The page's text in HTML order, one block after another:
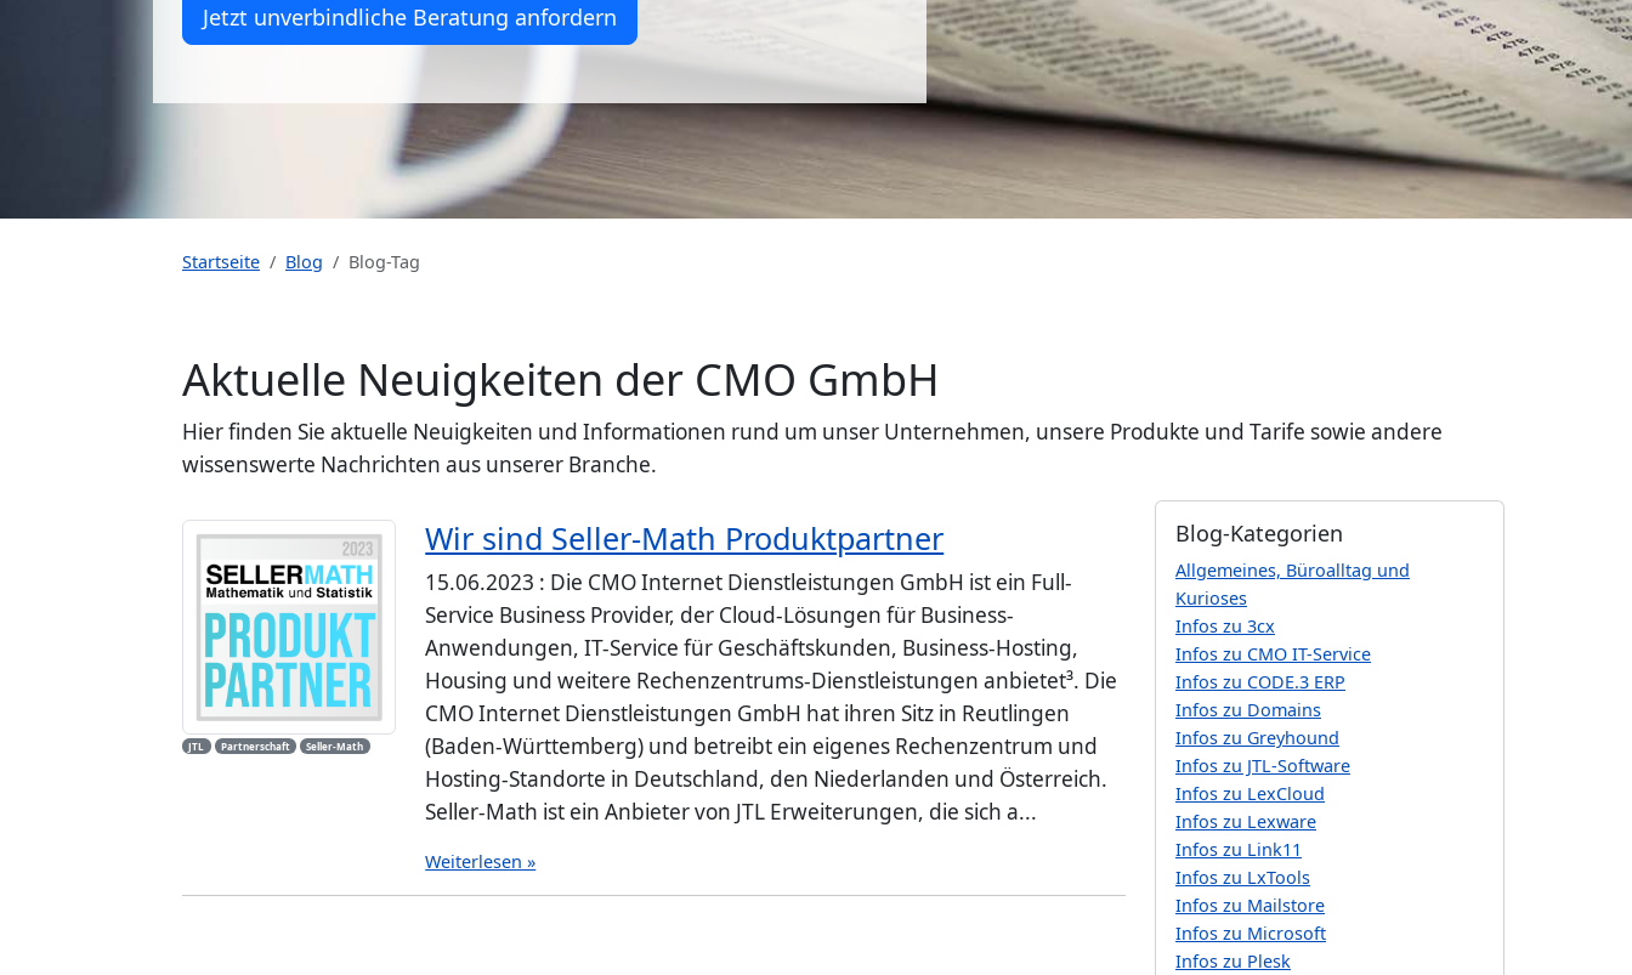
Jetzt unverbindliche Beratung anfordern
Startseite Blog Blog-Tag
Aktuelle Neuigkeiten der CMO GmbH
Hier finden Sie aktuelle Neuigkeiten und Informationen rund um unser Unternehmen, unsere Produkte und Tarife sowie andere
wissenswerte Nachrichten aus unserer Branche.
JTL Partnerschaft Seller-Math
Wir sind Seller-Math Produktpartner
15.06.2023 : Die CMO Internet Dienstleistungen GmbH ist ein Full-
Service Business Provider, der Cloud-Lösungen für Business-
Anwendungen, IT-Service für Geschäftskunden, Business-Hosting,
Housing und weitere Rechenzentrums-Dienstleistungen anbietet³. Die
CMO Internet Dienstleistungen GmbH hat ihren Sitz in Reutlingen
(Baden-Württemberg) und betreibt ein eigenes Rechenzentrum und
Hosting-Standorte in Deutschland, den Niederlanden und Österreich.
Seller-Math ist ein Anbieter von JTL Erweiterungen, die sich a...
Weiterlesen »
Blog-Kategorien
Allgemeines, Büroalltag und
Kurioses
Infos zu 3cx
Infos zu CMO IT-Service
Infos zu CODE.3 ERP
Infos zu Domains
Infos zu Greyhound
Infos zu JTL-Software
Infos zu LexCloud
Infos zu Lexware
Infos zu Link11
Infos zu LxTools
Infos zu Mailstore
Infos zu Microsoft
Infos zu Plesk